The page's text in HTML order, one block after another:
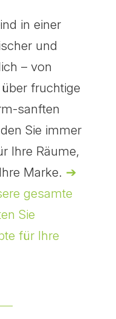
in einer
und
– von
fruchtige
sanften
Sie immer
Ihre Räume,
Marke. ➔
gesamte
Sie
für Ihre